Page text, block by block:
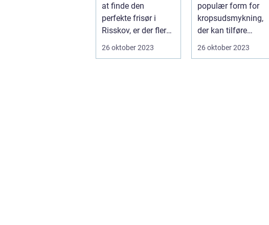
at finde den
perfekte frisør i
Risskov, er der flere
faktorer at ove...
26 oktober 2023
populær form for
kropsudsmykning,
der kan tilføre
personlighed og stil
26 oktober 2023